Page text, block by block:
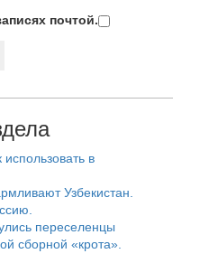
почтой.
использовать в
Узбекистан.
переселенцы
сборной «крота».